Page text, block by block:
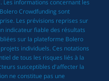
Les informations concernant les
Crowdfunding sont
Les prévisions reprises sur
indicateur fiable des résultats
sur la plateforme Bolero
individuels. Ces notations
de tous les risques liés à la
susceptibles d'affecter la
ne constitue pas une